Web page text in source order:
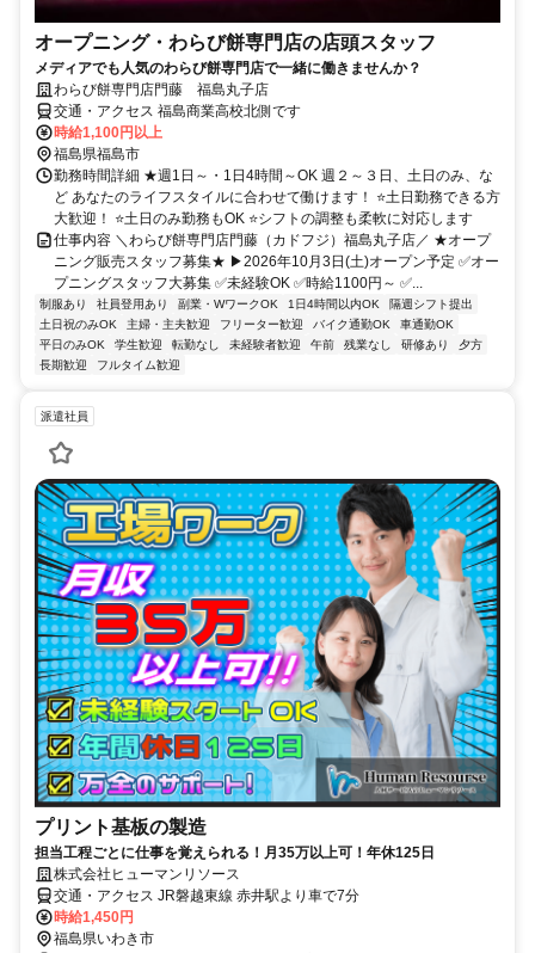
オープニング・わらび餅専門店の店頭スタッフ
メディアでも人気のわらび餅専門店で一緒に働きませんか？
わらび餅専門店門藤 福島丸子店
交通・アクセス 福島商業高校北側です
時給1,100円以上
福島県福島市
勤務時間詳細 ★週1日～・1日4時間～OK 週２～３日、土日のみ、な
ど あなたのライフスタイルに合わせて働けます！ ⭐土日勤務できる方
大歓迎！ ⭐土日のみ勤務もOK ⭐シフトの調整も柔軟に対応します
仕事内容 ＼わらび餅専門店門藤（カドフジ）福島丸子店／ ★オープ
ニング販売スタッフ募集★ ▶2026年10月3日(土)オープン予定 ✅オー
プニングスタッフ大募集 ✅未経験OK ✅時給1100円～ ✅...
制服あり 社員登用あり 副業・WワークOK 1日4時間以内OK
隔週シフト提出
土日祝のみOK
主婦・主夫歓迎 フリーター歓迎 バイク通勤OK
車通勤OK
平日のみOK
学生歓迎 転勤なし 未経験者歓迎 午前 残業なし 研修あり
夕方
長期歓迎
フルタイム歓迎
派遣社員
プリント基板の製造
担当工程ごとに仕事を覚えられる！月35万以上可！年休125日
株式会社ヒューマンリソース
交通・アクセス JR磐越東線 赤井駅より車で7分
時給1,450円
福島県いわき市